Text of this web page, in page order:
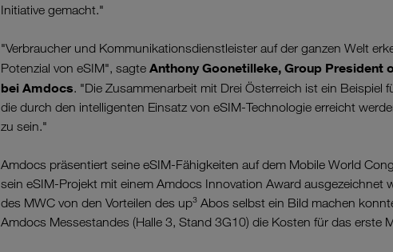
Initiative gemacht."
"Verbraucher und Kommunikationsdienstleister auf der ganzen Welt
Potenzial von eSIM", sagte Anthony Goonetilleke, Group President
bei Amdocs. "Die Zusammenarbeit mit Drei Österreich ist ein Beispiel
die durch den intelligenten Einsatz von eSIM-Technologie erreicht
zu sein."
Amdocs präsentiert seine eSIM-Fähigkeiten auf dem Mobile World
sein eSIM-Projekt mit einem Amdocs Innovation Award ausgezeichnet
des MWC von den Vorteilen des up³ Abos selbst ein Bild machen
Amdocs Messestandes (Halle 3, Stand 3G10) die Kosten für das erste